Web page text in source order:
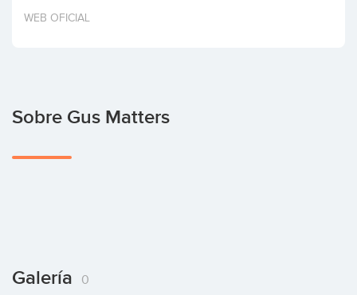
Invertir
WEB OFICIAL
Sobre Gus Matters
Galería 0